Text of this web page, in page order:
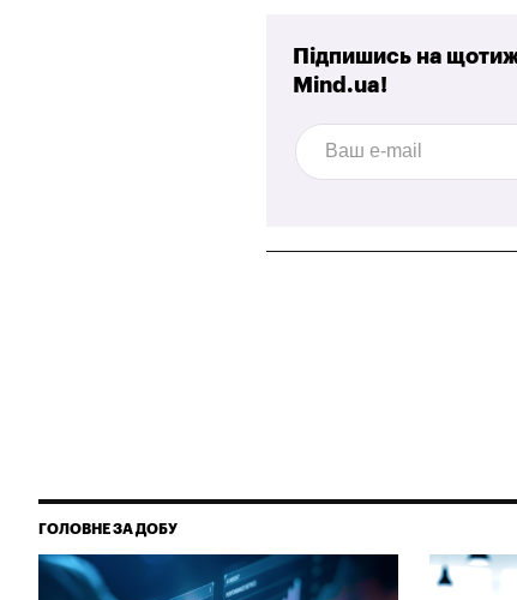
Підпишись на
Mind.ua!
ГОЛОВНЕ ЗА ДОБУ